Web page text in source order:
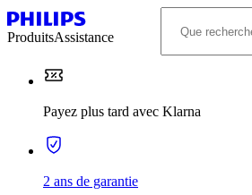
ProduitsAssistance
Payez plus tard avec Klarna
2 ans de garantie